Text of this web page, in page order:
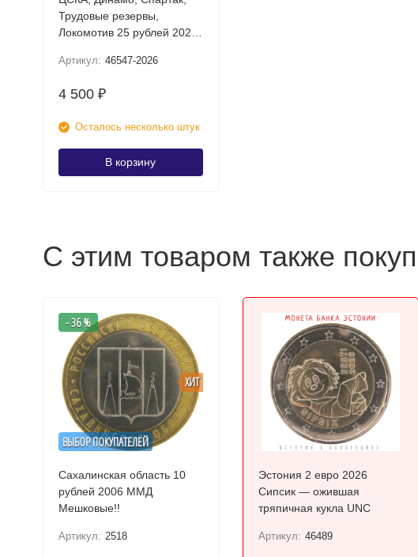
Трудовые резервы,
Локомотив 25 рублей 2026
Набор цветных монет в
Артикул: 46547-2026
4 500 ₽
Осталось несколько штук
В корзину
С этим товаром также
ВЫБОР ПОКУПАТЕЛЕЙ
ХИТ
- 36 %
Сахалинская область 10
рублей 2006 ММД
Мешковые!!
Артикул: 2518
Эстония 2 евро 2026
Сипсик — ожившая
тряпичная кукла UNC
Артикул: 46489